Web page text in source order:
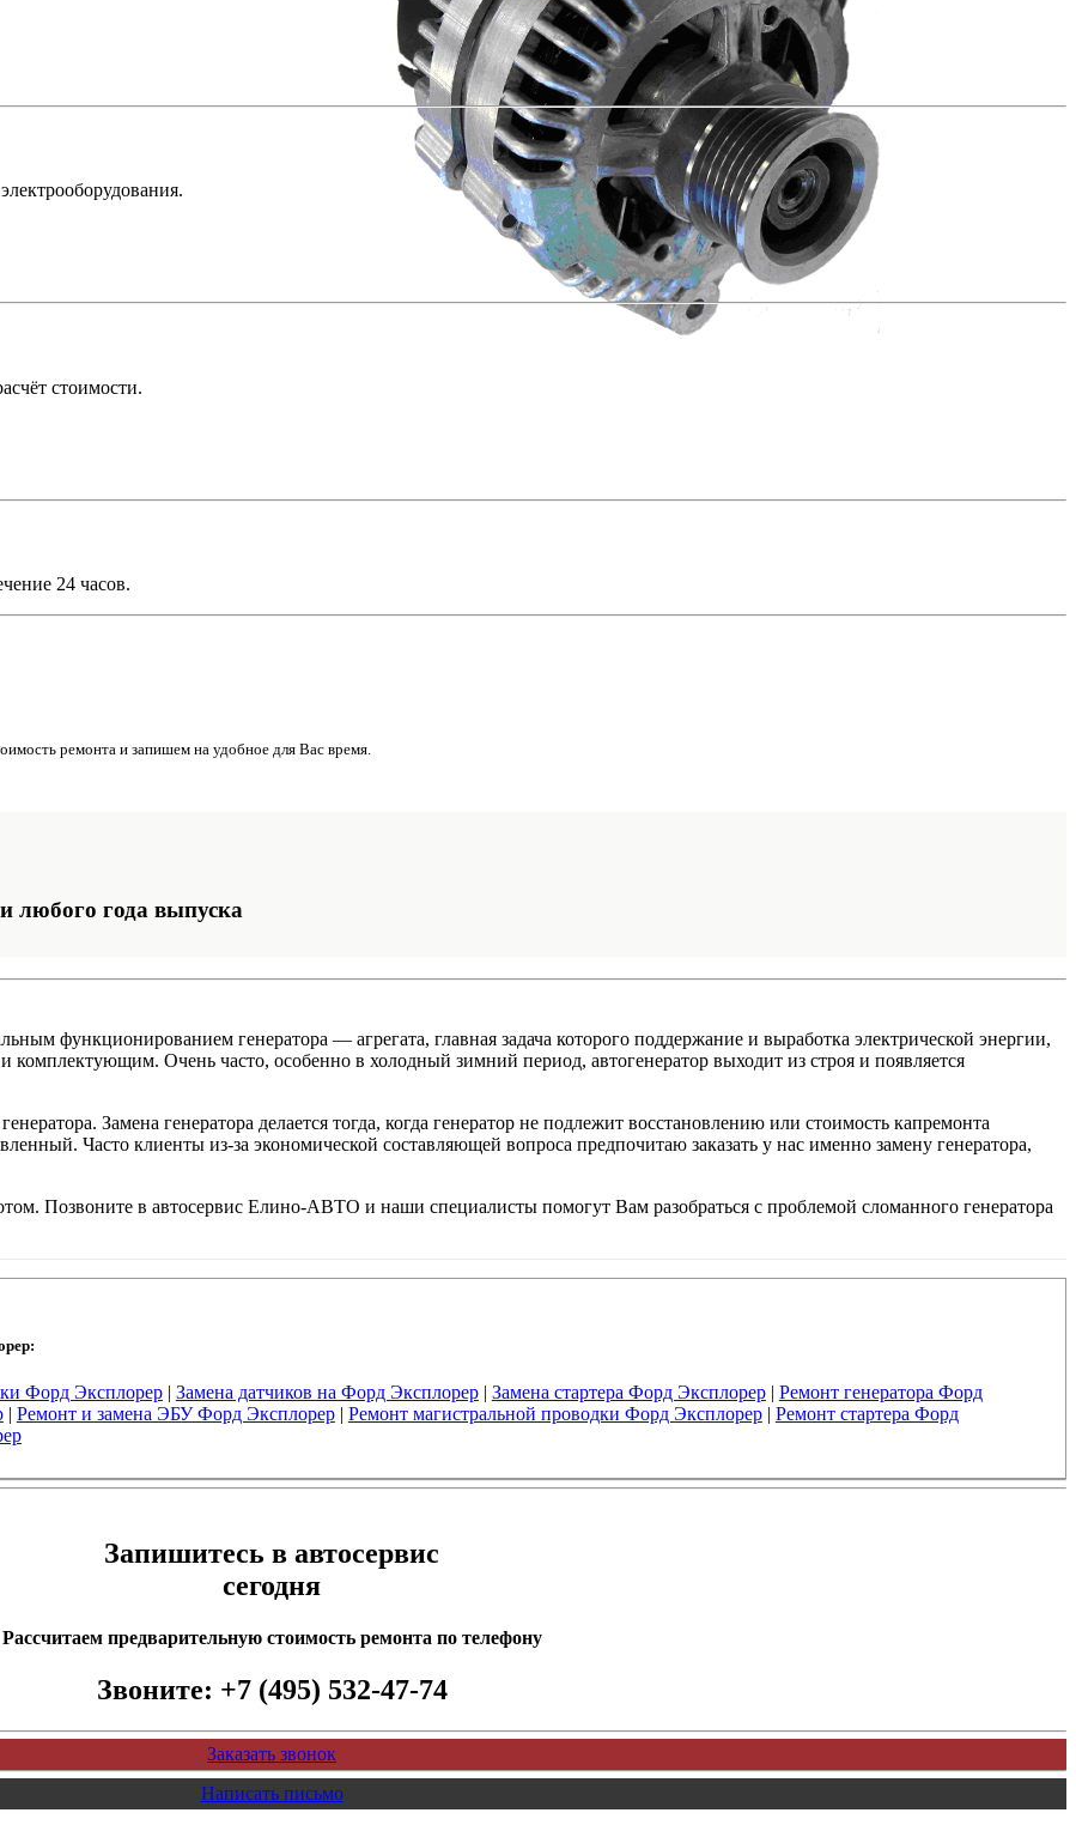
стоимости.
24 часов.
ремонта и запишем на удобное для Вас время.
любого года выпуска
функционированием генератора — агрегата, главная задача которого поддержание и выработка электрической энергии,
комплектующим. Очень часто, особенно в холодный зимний период, автогенератор выходит из строя и появляется
Замена генератора делается тогда, когда генератор не подлежит восстановлению или стоимость капремонта
Часто клиенты из-за экономической составляющей вопроса предпочитаю заказать у нас именно замену генератора,
Позвоните в автосервис Елино-АВТО и наши специалисты помогут Вам разобраться с проблемой сломанного генератора
Форд Эксплорер| Замена датчиков на Форд Эксплорер| Замена стартера Форд Эксплорер| Ремонт генератора Форд
| Ремонт и замена ЭБУ Форд Эксплорер| Ремонт магистральной проводки Форд Эксплорер| Ремонт стартера Форд
Запишитесь в автосервис
сегодня
Рассчитаем предварительную стоимость ремонта по телефону
Звоните: +7 (495) 532-47-74
Заказать звонок
Написать письмо